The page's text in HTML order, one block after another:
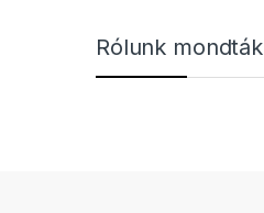
Márkák karusszel
Rólunk mondták